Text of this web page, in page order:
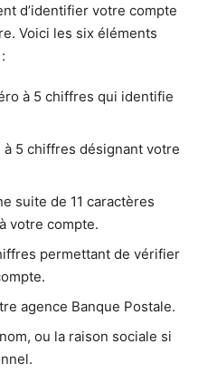
d’identifier votre compte
Voici les six éléments
à 5 chiffres qui identifie
5 chiffres désignant votre
suite de 11 caractères
votre compte.
permettant de vérifier
agence Banque Postale.
ou la raison sociale si